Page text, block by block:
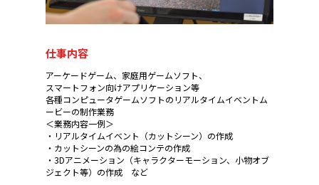
仕事内容
アーケードゲーム、家庭用ゲームソフト、
スマートフォン向けアプリケーション等
各種コンピュータゲームソフトのリアルタイムイベントム
ービーの制作業務
＜業務内容一例＞
・リアルタイムイベント（カットシーン）の作成
・カットシーンの為の絵コンテの作成
・3Dアニメーション（キャラクターモーション、小物オブ
ジェクト等）の作成 など